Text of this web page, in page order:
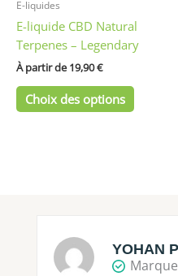
E-liquides
E-liquide CBD Natural
Terpenes – Legendary
À partir de 19,90€
Choix des options
la
page
produit
YOHAN